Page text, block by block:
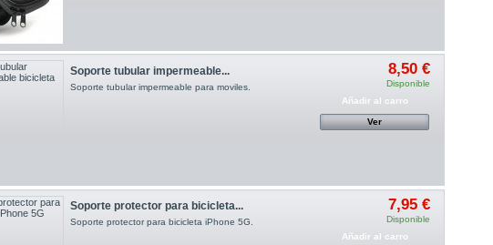
Soporte tubular impermeable...
Soporte tubular impermeable para moviles.
8,50 €
Disponible
Añadir al carro
Ver
Soporte protector para bicicleta...
Soporte protector para bicicleta iPhone 5G.
7,95 €
Disponible
Añadir al carro